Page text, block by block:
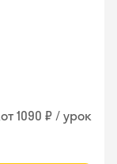
от 1090 ₽ / урок